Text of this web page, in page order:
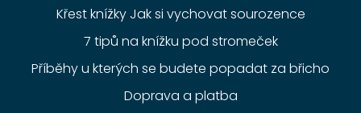
Křest knížky Jak si vychovat sourozence
7 tipů na knížku pod stromeček
Příběhy u kterých se budete popadat za břicho
Doprava a platba